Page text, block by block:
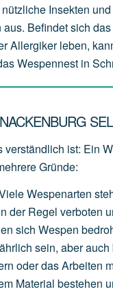
Insekten
Befindet sich
Allergiker leben,
Wespennest in
verständlich ist: Ein
Gründe:
Wespenarten
der Regel verboten
sich Wespen
sein, aberauch
oderdasArbeiten
Material bestehen